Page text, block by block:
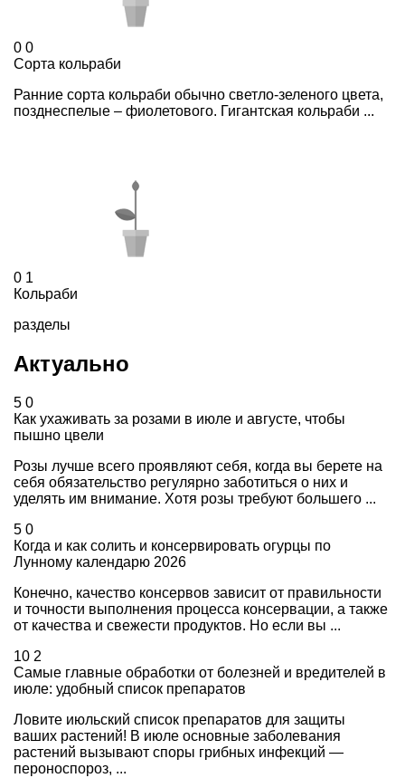
0 0
Сорта кольраби
Ранние сорта кольраби обычно светло-зеленого цвета,
позднеспелые – фиолетового. Гигантская кольраби ...
0 1
Кольраби
разделы
Актуально
5 0
Как ухаживать за розами в июле и августе, чтобы
пышно цвели
Розы лучше всего проявляют себя, когда вы берете на
себя обязательство регулярно заботиться о них и
уделять им внимание. Хотя розы требуют большего ...
5 0
Когда и как солить и консервировать огурцы по
Лунному календарю 2026
Конечно, качество консервов зависит от правильности
и точности выполнения процесса консервации, а также
от качества и свежести продуктов. Но если вы ...
10 2
Самые главные обработки от болезней и вредителей в
июле: удобный список препаратов
Ловите июльский список препаратов для защиты
ваших растений! В июле основные заболевания
растений вызывают споры грибных инфекций —
пероноспороз, ...